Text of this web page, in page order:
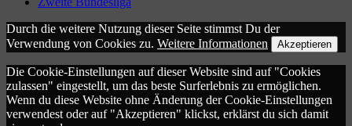
Durch die weitere Nutzung dieser Seite stimmst Du der
Verwendung von Cookies zu. Weitere Informationen Akzeptieren
Die Cookie-Einstellungen auf dieser Website sind auf "Cookies
zulassen" eingestellt, um das beste Surferlebnis zu ermöglichen.
Wenn du diese Website ohne Änderung der Cookie-Einstellungen
verwendest oder auf "Akzeptieren" klickst, erklärst du sich damit